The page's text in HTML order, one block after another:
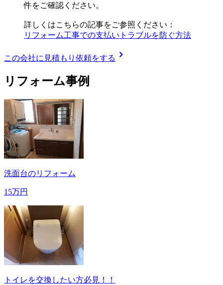
件をご確認ください。
詳しくはこちらの記事をご参照ください：
リフォーム工事での支払いトラブルを防ぐ方法
この会社に見積もり依頼をする chevron_right
リフォーム事例
洗面台のリフォーム
15万円
トイレを交換したい方必見！！